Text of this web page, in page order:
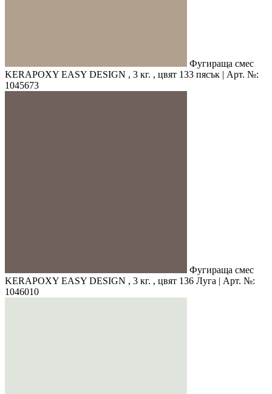
Фугираща смес
KERAPOXY EASY DESIGN , 3 кг. , цвят 133 пясък | Арт. №:
1045673
Фугираща смес
KERAPOXY EASY DESIGN , 3 кг. , цвят 136 Луга | Арт. №:
1046010